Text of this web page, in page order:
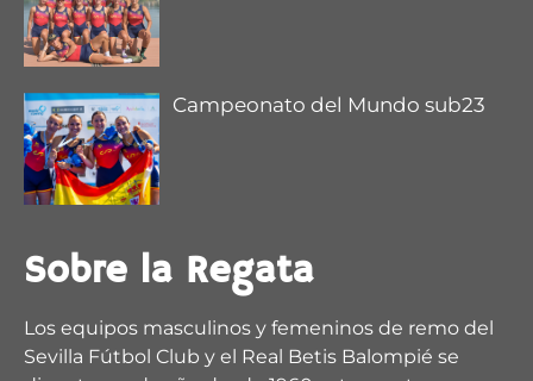
1 5
remoandaluz @remoandaluz
@muchodeportecom/ La satisfacción de Esther
Fuerte
Campeonato del Mundo sub23
Sobre la Regata
Los equipos masculinos y femeninos de remo del
Sevilla Fútbol Club y el Real Betis Balompié se